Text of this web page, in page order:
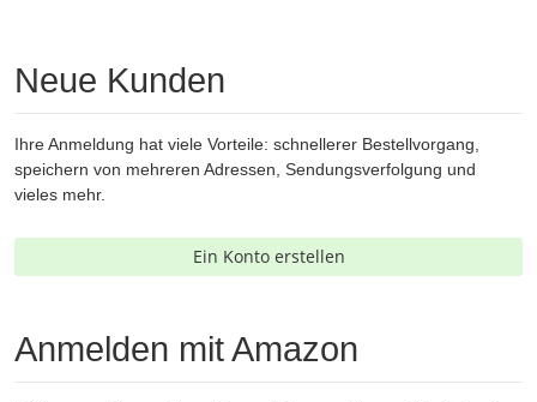
Neue Kunden
Ihre Anmeldung hat viele Vorteile: schnellerer Bestellvorgang,
speichern von mehreren Adressen, Sendungsverfolgung und
vieles mehr.
Ein Konto erstellen
Anmelden mit Amazon